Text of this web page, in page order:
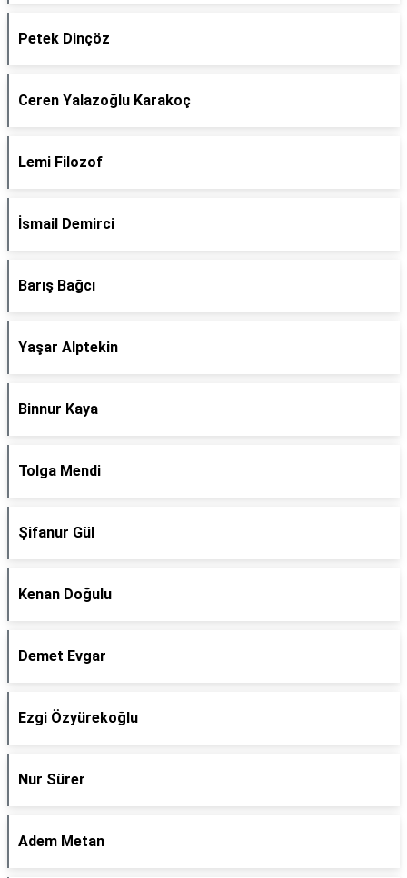
Petek Dinçöz
Ceren Yalazoğlu Karakoç
Lemi Filozof
İsmail Demirci
Barış Bağcı
Yaşar Alptekin
Binnur Kaya
Tolga Mendi
Şifanur Gül
Kenan Doğulu
Demet Evgar
Ezgi Özyürekoğlu
Nur Sürer
Adem Metan